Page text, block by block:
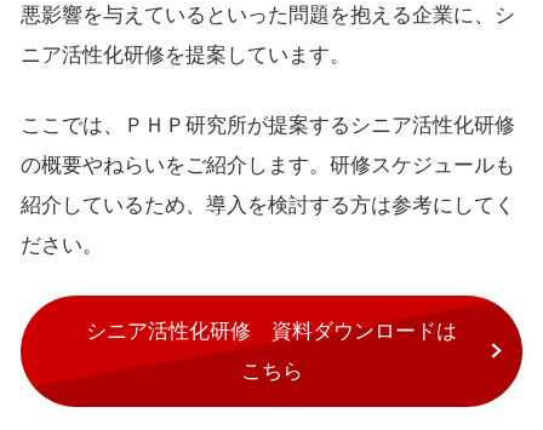
悪影響を与えているといった問題を抱える企業に、シ
ニア活性化研修を提案しています。
ここでは、ＰＨＰ研究所が提案するシニア活性化研修
の概要やねらいをご紹介します。研修スケジュールも
紹介しているため、導入を検討する方は参考にしてく
ださい。
シニア活性化研修 資料ダウンロードは
こちら